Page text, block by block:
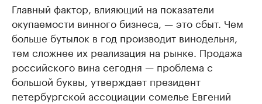
Главный фактор, влияющий на показатели
окупаемости винного бизнеса, — это сбыт. Чем
больше бутылок в год производит винодельня,
тем сложнее их реализация на рынке. Продажа
российского вина сегодня — проблема с
большой буквы, утверждает президент
петербургской ассоциации сомелье Евгений